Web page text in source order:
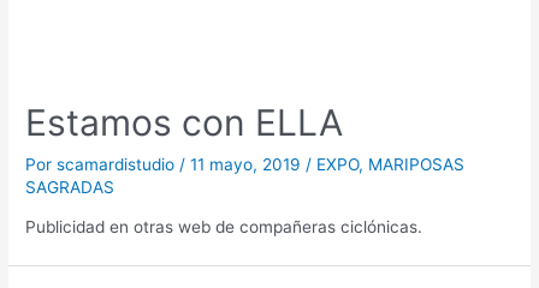
Estamos con ELLA
Porscamardistudio /11 mayo, 2019 / EXPO, MARIPOSAS
SAGRADAS
Publicidad en otras web de compañeras ciclónicas.